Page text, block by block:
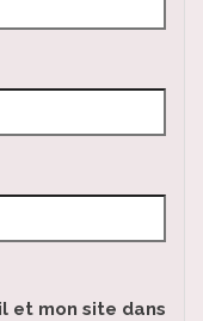
et mon site dans